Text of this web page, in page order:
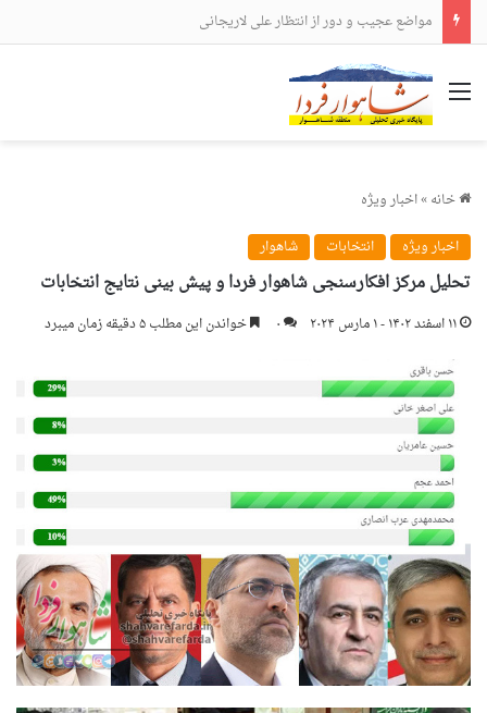
مواضع عجیب و دور از انتظار علی لاریجانی
منو
خانه»اخبار ویژه
اخبار ویژه
انتخابات شاهوار
تحلیل مرکز افکارسنجی شاهوار فردا و پیش بینی نتایج انتخابات
۱۱ اسفند ۱۴۰۲ - ۱ مارس ۲۰۲۴ ۰ خواندن این مطلب ۵ دقیقه زمان میبرد